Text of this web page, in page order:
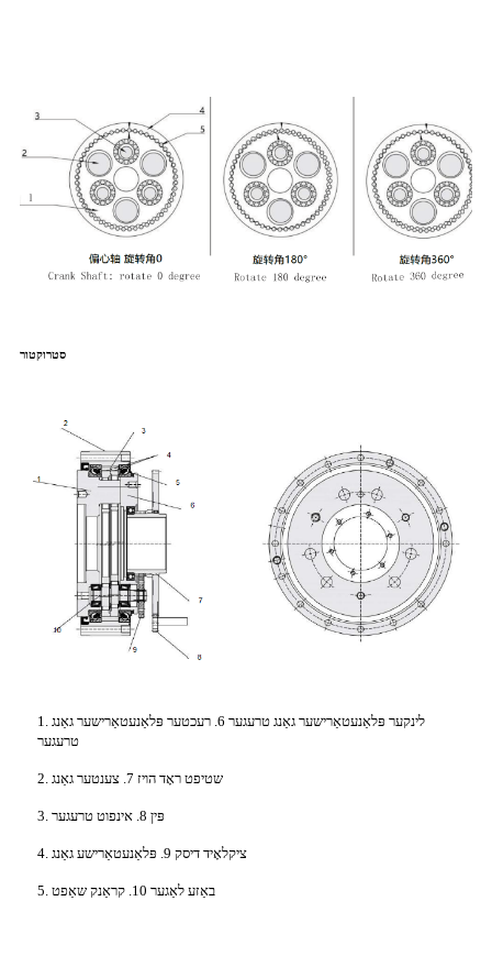
סטרוקטור
1. לינקער פּלאַנעטאַרישער גאַנג טרעגער 6. רעכטער פּלאַנעטאַרישער גאַנג
טרעגער
2. שטיפט ראָד הויז 7. צענטער גאַנג
3. פּין 8. אינפוט טרעגער
4. ציקלאָיד דיסק 9. פּלאַנעטאַרישע גאַנג
5. באַזע לאַגער 10. קראַנק שאַפט